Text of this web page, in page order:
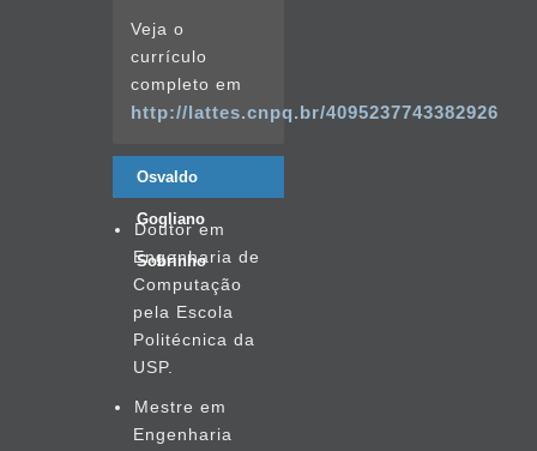
Veja o
currículo
completo em
http://lattes.cnpq.br/4095237743382926
Osvaldo
Gogliano
Sobrinho
Doutor em
Engenharia de
Computação
pela Escola
Politécnica da
USP.
Mestre em
Engenharia